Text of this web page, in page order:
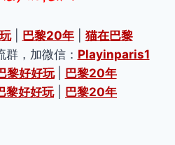
| 巴黎20年| 猫在巴黎
，加微信： Playinparis1
黎好好玩
巴黎20年
黎好好玩| 巴黎20年